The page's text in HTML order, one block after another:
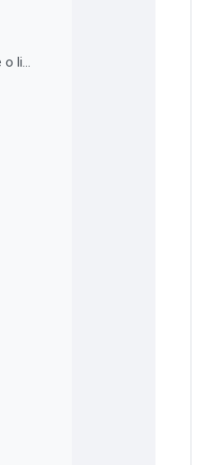
CompartilharCompartilhe o link do curso em suas re...